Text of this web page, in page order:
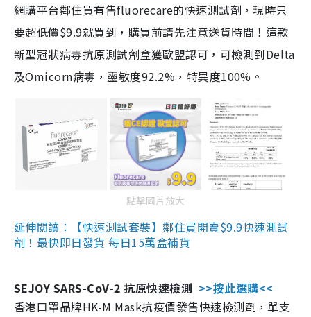
網購平台鄰住買有售fluorecare的快速測試劑，現時只
要超低價$9.9就買到，購買前請先注意送貨時間！這款
新型冠狀病毒抗原測試劑盒獲歐盟認可，可檢測到Delta
及Omicorn病毒，靈敏度92.2%，特異度100%。
點擊圖片放大
延伸閱讀：【快速測試套裝】鄰住買開賣$9.9快速測試
劑！最快即日發貨 每日15萬盒補貨
SEJOY SARS-CoV-2 抗原快速檢測 >>按此選購<<
香港口罩品牌HK-M Mask抗疫價發售快速檢測劑，單支